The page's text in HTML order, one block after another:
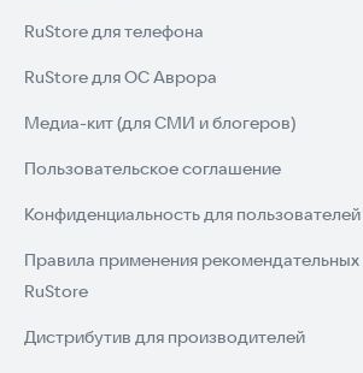
RuStore для телефона
RuStore для ОС Аврора
Медиа-кит (для СМИ и блогеров)
Пользовательское соглашение
Конфиденциальность для пользователей
Правила применения рекомендательных
RuStore
Дистрибутив для производителей